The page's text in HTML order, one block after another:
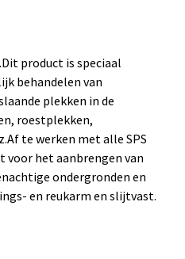
product is speciaal
behandelen van
plekken in de
roestplekken,
te werken met alle SPS
voor het aanbrengen van
ondergronden en
en reukarm en slijtvast.